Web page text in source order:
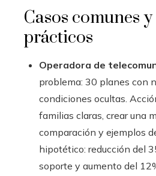
Casos comunes
prácticos
Operadora de
problema: 30 planes con
condiciones ocultas.
familias claras, crear una
comparación y ejemplos
hipotético: reducción del
soporte y aumento del